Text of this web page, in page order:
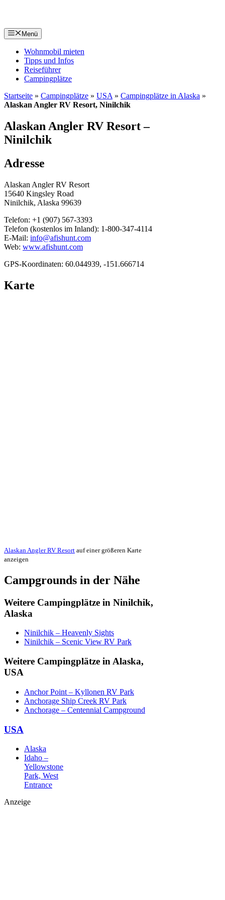
Menü
Wohnmobil mieten
Tipps und Infos
Reiseführer
Campingplätze
Startseite » Campingplätze » USA » Campingplätze in Alaska »
Alaskan Angler RV Resort, Ninilchik
Alaskan Angler RV Resort –
Ninilchik
Adresse
Alaskan Angler RV Resort
15640 Kingsley Road
Ninilchik, Alaska 99639
Telefon: +1 (907) 567-3393
Telefon (kostenlos im Inland): 1-800-347-4114
E-Mail: info@afishunt.com
Web: www.afishunt.com
GPS-Koordinaten: 60.044939, -151.666714
Karte
Alaskan Angler RV Resort auf einer größeren Karte
anzeigen
Campgrounds in der Nähe
Weitere Campingplätze in Ninilchik,
Alaska
Ninilchik – Heavenly Sights
Ninilchik – Scenic View RV Park
Weitere Campingplätze in Alaska,
USA
Anchor Point – Kyllonen RV Park
Anchorage Ship Creek RV Park
Anchorage – Centennial Campground
USA
Alaska
Idaho –
Yellowstone
Park, West
Entrance
Anzeige